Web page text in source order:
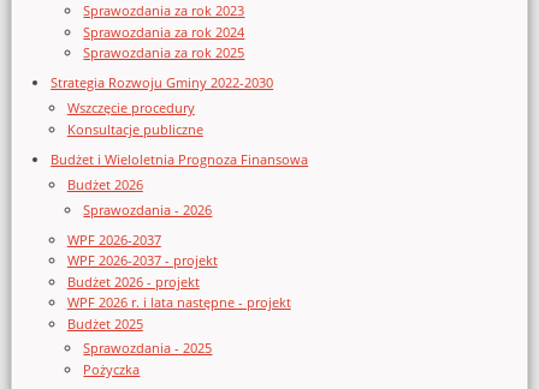
Sprawozdania za rok 2023
Sprawozdania za rok 2024
Sprawozdania za rok 2025
Strategia Rozwoju Gminy 2022-2030
Wszczęcie procedury
Konsultacje publiczne
Budżet i Wieloletnia Prognoza Finansowa
Budżet 2026
Sprawozdania - 2026
WPF 2026-2037
WPF 2026-2037 - projekt
Budżet 2026 - projekt
WPF 2026 r. i lata następne - projekt
Budżet 2025
Sprawozdania - 2025
Pożyczka